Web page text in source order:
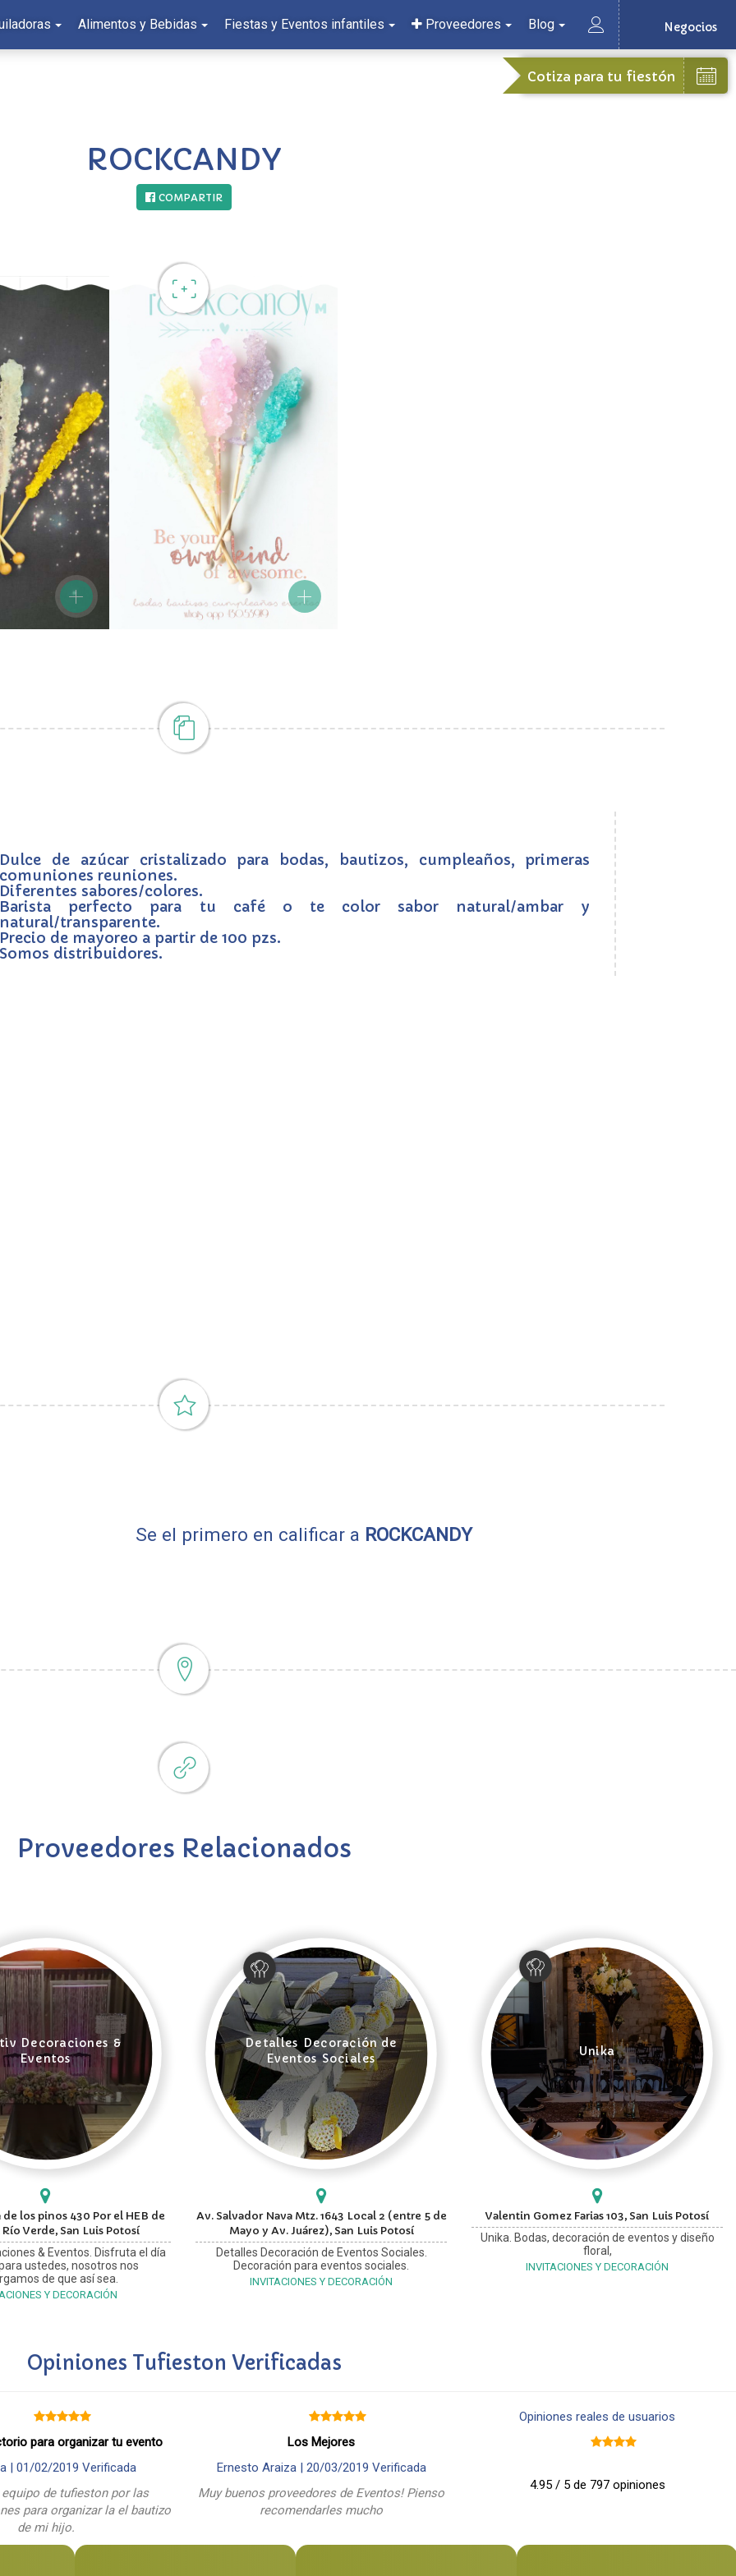
Negocios
Alimentos y Bebidas Fiestas y Eventos infantiles Proveedores Blog
Cotiza para tu fiestón
ROCKCANDY
COMPARTIR
Dulce de azúcar cristalizado para bodas, bautizos, cumpleaños, primeras
comuniones reuniones.
Diferentes sabores/colores.
Barista perfecto para tu café o te color sabor natural/ambar y
natural/transparente.
Precio de mayoreo a partir de 100 pzs.
Somos distribuidores.
Se el primero en calificar a ROCKCANDY
Proveedores Relacionados
Decoraciones &
Eventos
los pinos 430 Por el HEB de
Río Verde, San Luis Potosí
& Eventos. Disfruta el día
ustedes, nosotros nos
de que así sea.
Y DECORACIÓN
Detalles Decoración de
Eventos Sociales
Av. Salvador Nava Mtz. 1643 Local 2 (entre 5 de
Mayo y Av. Juárez), San Luis Potosí
Detalles Decoración de Eventos Sociales.
Decoración para eventos sociales.
INVITACIONES Y DECORACIÓN
Unika
Valentin Gomez Farias 103, San Luis Potosí
Unika. Bodas, decoración de eventos y diseño
floral,
INVITACIONES Y DECORACIÓN
Opiniones Tufieston Verificadas
para organizar tu evento
| 01/02/2019 Verificada
equipo de tufieston por las
para organizar la el bautizo
de mi hijo.
Los Mejores
Ernesto Araiza | 20/03/2019 Verificada
Muy buenos proveedores de Eventos! Pienso
recomendarles mucho
Opiniones reales de usuarios
4.95 / 5 de 797 opiniones